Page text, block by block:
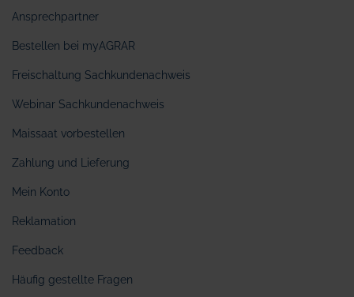
Ansprechpartner
Bestellen bei myAGRAR
Freischaltung Sachkundenachweis
Webinar Sachkundenachweis
Maissaat vorbestellen
Zahlung und Lieferung
Mein Konto
Reklamation
Feedback
Häufig gestellte Fragen